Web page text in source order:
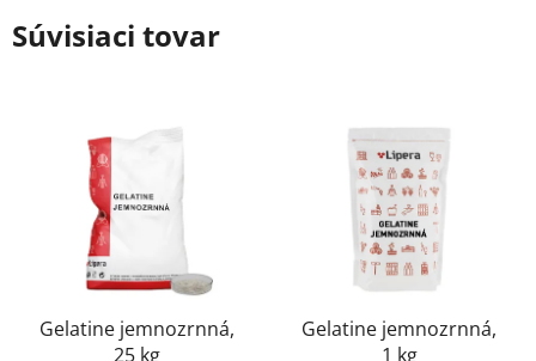
Súvisiaci tovar
Gelatine jemnozrnná,
25 kg
Gelatine jemnozrnná,
1 kg